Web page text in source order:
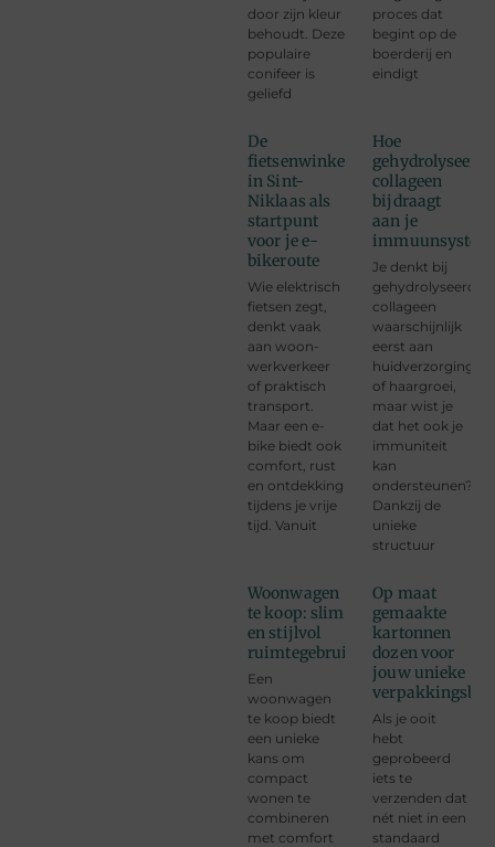
door zijn kleur
behoudt. Deze
populaire
conifeer is
geliefd
proces dat
begint op de
boerderij en
eindigt
De
fietsenwinkel
in Sint-
Niklaas als
startpunt
voor je e-
bikeroute
Wie elektrisch
fietsen zegt,
denkt vaak
aan woon-
werkverkeer
of praktisch
transport.
Maar een e-
bike biedt ook
comfort, rust
en ontdekking
tijdens je vrije
tijd. Vanuit
Hoe
gehydrolyseerd
collageen
bijdraagt
aan je
Je denkt bij
gehydrolyseerd
collageen
waarschijnlijk
eerst aan
huidverzorging
of haargroei,
maar wist je
dat het ook je
immuniteit
kan
ondersteunen?
Dankzij de
unieke
structuur
Woonwagen
te koop: slim
en stijlvol
ruimtegebruik
Een
woonwagen
te koop biedt
een unieke
kans om
compact
wonen te
combineren
met comfort
Op maat
gemaakte
kartonnen
dozen voor
jouw unieke
Als je ooit
hebt
geprobeerd
iets te
verzenden dat
nét niet in een
standaard